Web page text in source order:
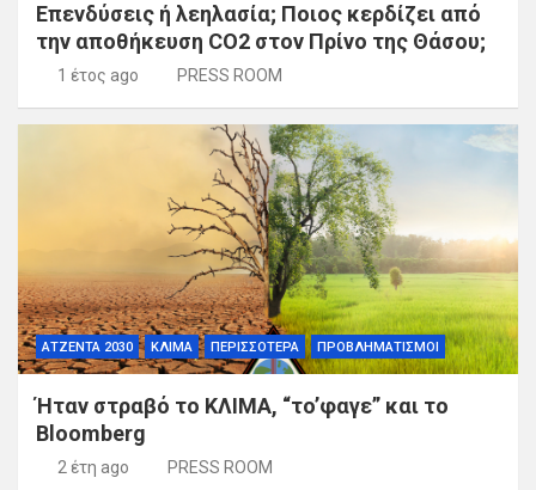
Επενδύσεις ή λεηλασία; Ποιος κερδίζει από
την αποθήκευση CO2 στον Πρίνο της Θάσου;
1 έτος ago PRESS ROOM
ΑΤΖΕΝΤΑ 2030 ΚΛΙΜΑ ΠΕΡΙΣΣΟΤΕΡΑ ΠΡΟΒΛΗΜΑΤΙΣΜΟΙ
Ήταν στραβό το ΚΛΙΜΑ, “τo’φαγε” και το
Bloomberg
2 έτη ago PRESS ROOM